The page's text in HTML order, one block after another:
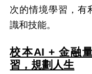
次的情境學習，有
識和技能。
校本AI + 金融
習，規劃人生